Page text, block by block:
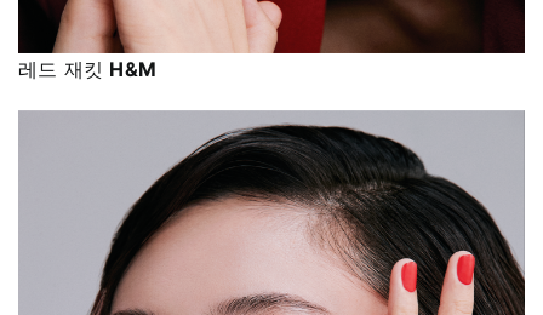
레드 재킷 H&M